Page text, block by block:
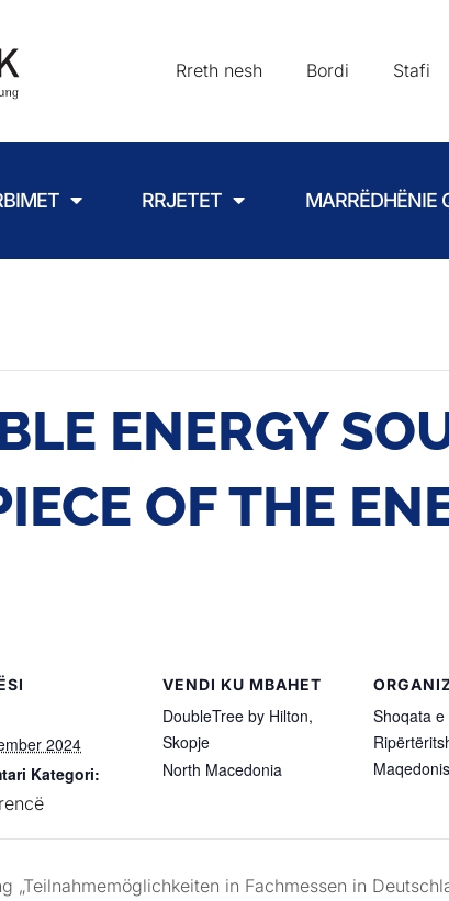
Rreth nesh Bordi Stafi
RRJETET MARRËDHËNIE
ENERGY
OF THE
2024
Kategori:
VENDI KU MBAHET
DoubleTree by Hilton,
Skopje
North Macedonia
Shoqata
„Teilnahmemöglichkeiten in Fachmessen in